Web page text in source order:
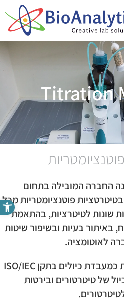
Titration
החברה המובילה בתחום
פוטנציומטריות מכל
שונות לטיטרציות, בהתאמת
באיתור בעיות ובשיפור שיטות
לאוטומציה.
ביואנליטיקס מוסמכת כמעבדת כיולים בתקן ISO/IEC
לכיול של טיטרטורים ובירטות
פתח סרגל נגישות